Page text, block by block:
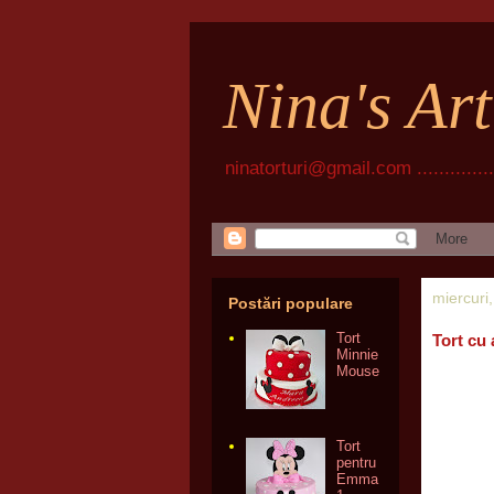
Nina's
ninatorturi@gmail.com
Tort cu
Postări populare
Tort
Minnie
Mouse
Tort
pentru
Emma